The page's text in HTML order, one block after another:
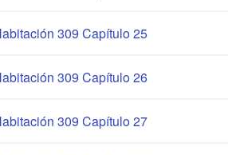
309 Capítulo 25
309 Capítulo 26
309 Capítulo 27